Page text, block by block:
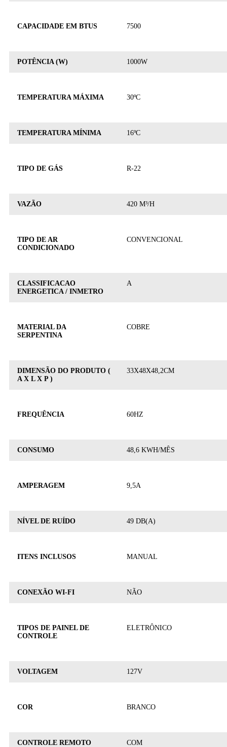
CAPACIDADE EM BTUS 7500
POTÊNCIA (W) 1000W
TEMPERATURA MÁXIMA 30ºC
TEMPERATURA MÍNIMA 16ºC
TIPO DE GÁS R-22
VAZÃO 420 M³/H
TIPO DE AR
CONDICIONADO
CONVENCIONAL
CLASSIFICACAO
ENERGETICA / INMETRO
A
MATERIAL DA
SERPENTINA
COBRE
DIMENSÃO DO PRODUTO (
A X L X P )
33X48X48,2CM
FREQUÊNCIA 60HZ
CONSUMO 48,6 KWH/MÊS
AMPERAGEM 9,5A
NÍVEL DE RUÍDO 49 DB(A)
ITENS INCLUSOS MANUAL
CONEXÃO WI-FI NÃO
TIPOS DE PAINEL DE
CONTROLE
ELETRÔNICO
VOLTAGEM 127V
COR BRANCO
CONTROLE REMOTO COM